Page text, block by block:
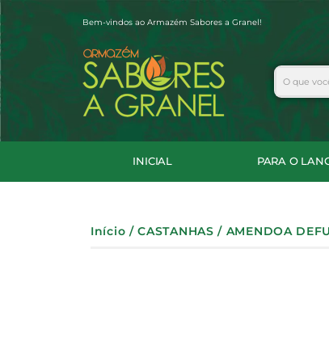
para
o
conteúdo
Bem-vindos ao Armazém Sabores a Granel!
Search
INICIAL PARA O
Início /CASTANHAS / AMENDOA